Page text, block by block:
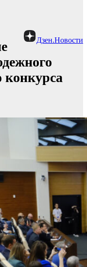
Дзен.Новости
конкурса